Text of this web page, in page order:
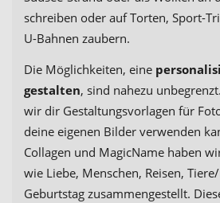
schreiben oder auf Torten, Sport-
U-Bahnen zaubern.
Die Möglichkeiten, eine
gestalten, sind nahezu
wir dir Gestaltungsvorlagen für
deine eigenen Bilder verwenden
Collagen und MagicName haben
wie Liebe, Menschen, Reisen,
Geburtstag zusammengestellt.